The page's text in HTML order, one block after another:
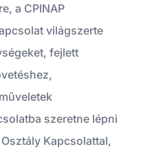
a CPINAP
világszerte
fejlett
szeretne lépni
Kapcsolattal,